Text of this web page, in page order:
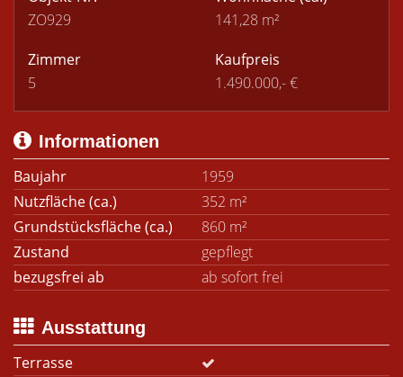
ZO929
141,28 m²
Zimmer
5
Kaufpreis
1.490.000,- €
Informationen
Baujahr
1959
Nutzfläche (ca.)
352 m²
Grundstücksfläche (ca.)
860 m²
Zustand
gepflegt
bezugsfrei ab
ab sofort frei
Ausstattung
Terrasse